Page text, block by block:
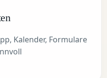
Kalender, Formulare